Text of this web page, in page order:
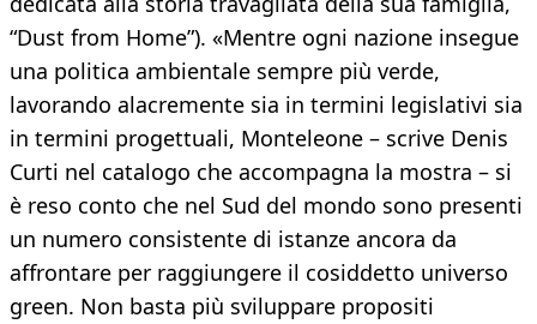
“Dust from Home”). «Mentre ogni nazione insegue
una politica ambientale sempre più verde,
lavorando alacremente sia in termini legislativi sia
in termini progettuali, Monteleone – scrive Denis
Curti nel catalogo che accompagna la mostra – si
è reso conto che nel Sud del mondo sono presenti
un numero consistente di istanze ancora da
affrontare per raggiungere il cosiddetto universo
green. Non basta più sviluppare propositi